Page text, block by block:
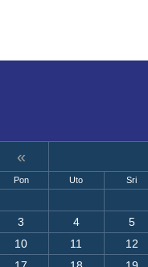
«
Pon Uto Sri
3
4 5
10
11 12